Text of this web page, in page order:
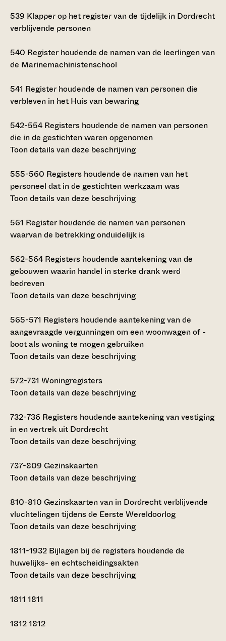
539 Klapper op het register van de tijdelijk in Dordrecht
verblijvende personen
540 Register houdende de namen van de leerlingen van
de Marinemachinistenschool
541 Register houdende de namen van personen die
verbleven in het Huis van bewaring
542-554 Registers houdende de namen van personen
die in de gestichten waren opgenomen
Toon details van deze beschrijving
555-560 Registers houdende de namen van het
personeel dat in de gestichten werkzaam was
Toon details van deze beschrijving
561 Register houdende de namen van personen
waarvan de betrekking onduidelijk is
562-564 Registers houdende aantekening van de
gebouwen waarin handel in sterke drank werd
bedreven
Toon details van deze beschrijving
565-571 Registers houdende aantekening van de
aangevraagde vergunningen om een woonwagen of -
boot als woning te mogen gebruiken
Toon details van deze beschrijving
572-731 Woningregisters
Toon details van deze beschrijving
732-736 Registers houdende aantekening van vestiging
in en vertrek uit Dordrecht
Toon details van deze beschrijving
737-809 Gezinskaarten
Toon details van deze beschrijving
810-810 Gezinskaarten van in Dordrecht verblijvende
vluchtelingen tijdens de Eerste Wereldoorlog
Toon details van deze beschrijving
1811-1932 Bijlagen bij de registers houdende de
huwelijks- en echtscheidingsakten
Toon details van deze beschrijving
1811 1811
18121812